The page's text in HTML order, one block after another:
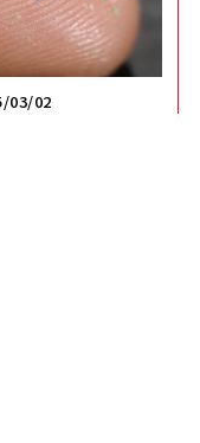
03/02